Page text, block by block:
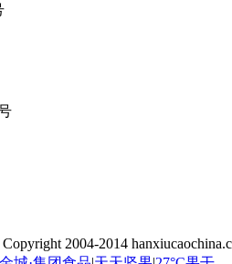
Copyright 2004-2014